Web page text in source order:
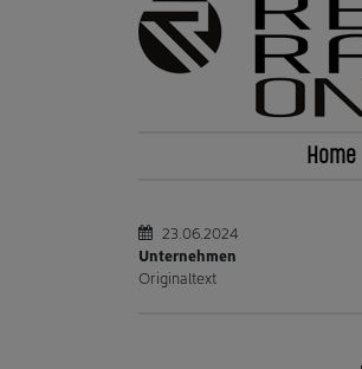
Home
23.06.2024
Unternehmen
Originaltext